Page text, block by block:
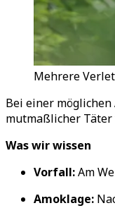
Mehrere
Bei einer
mutmaßlicher Täter
Was wir wissen
Vorfall:Am
Amoklage: